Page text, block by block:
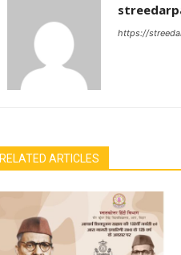
https://
RELATED ARTICLES